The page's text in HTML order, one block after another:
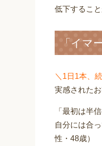
低下するこ
「イマ
＼1日1本、
実感された
「最初は半
自分には合
性・48歳）